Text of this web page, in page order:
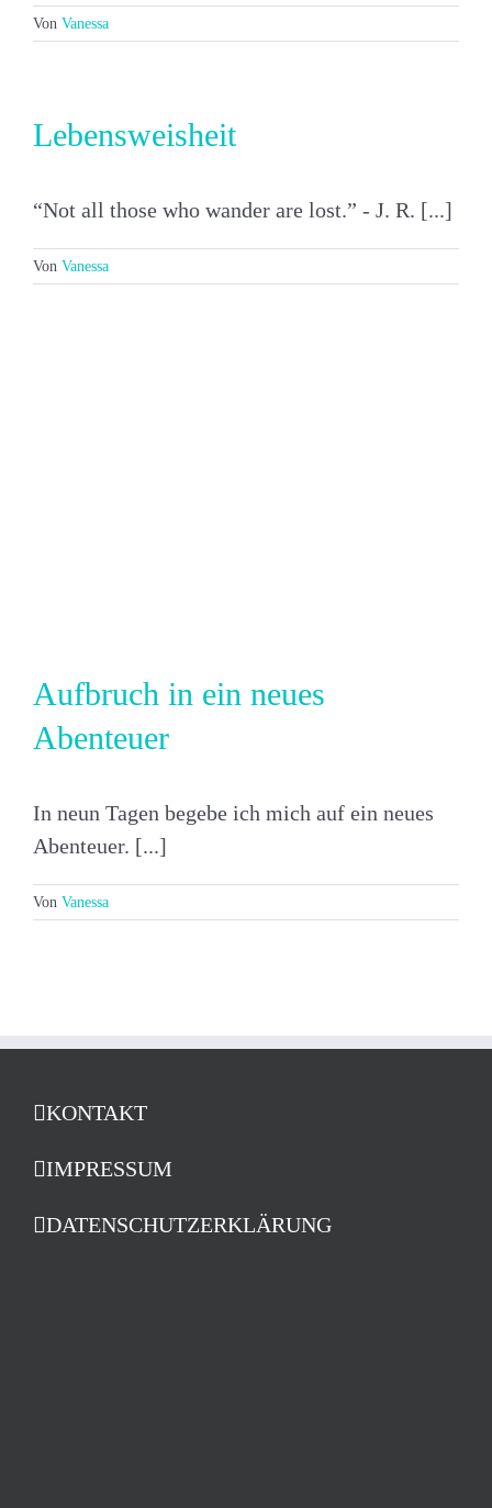
Von Vanessa
Lebensweisheit
“Not all those who wander are lost.” - J. R. [...]
Von Vanessa
Aufbruch in ein neues
Abenteuer
In neun Tagen begebe ich mich auf ein neues
Abenteuer. [...]
Von Vanessa
KONTAKT
IMPRESSUM
DATENSCHUTZERKLÄRUNG